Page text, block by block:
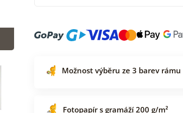
Možnost výběru ze 3 barev rámu
Fotopapír s gramáží 200 g/m²